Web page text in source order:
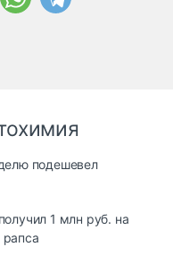
подешевел
1 млн руб. на
рапса